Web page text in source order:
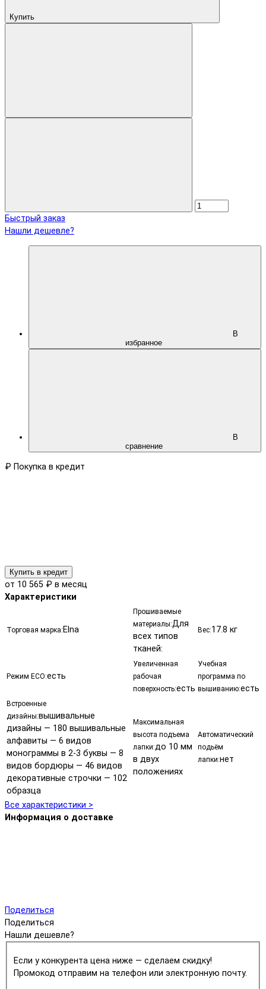
Купить
Быстрый заказ
Нашли дешевле?
В
избранное
В
сравнение
₽ Покупка в кредит
Купить в кредит
от 10 565 ₽ в месяц
Характеристики
Торговая марка: Elna
Прошиваемые
материалы:Для
всех типов
тканей:
Вес:17.8 кг
Режим ECO:есть
Увеличенная
рабочая
поверхность:есть
Учебная
программа по
вышиванию:есть
Встроенные
дизайны:вышивальные
дизайны — 180 вышивальные
алфавиты — 6 видов
монограммы в 2-3 буквы — 8
видов бордюры — 46 видов
декоративные строчки — 102
образца
Максимальная
высота подъема
лапки:до 10 мм
в двух
положениях
Автоматический
подьём
лапки:нет
Все характеристики >
Информация о доставке
Поделиться
Поделиться
Нашли дешевле?
Если у конкурента цена ниже — сделаем скидку!
Промокод отправим на телефон или электронную почту.